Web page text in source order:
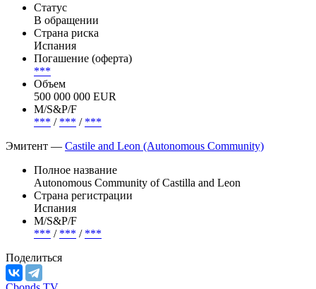
Статус
В обращении
Страна риска
Испания
Погашение (оферта)
***
Объем
500 000 000 EUR
М/S&P/F
*** / *** / ***
Эмитент — Castile and Leon (Autonomous Community)
Полное название
Autonomous Community of Castilla and Leon
Страна регистрации
Испания
М/S&P/F
*** / *** / ***
Поделиться